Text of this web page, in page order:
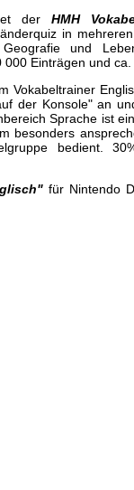
der HMH
in
und
Einträgen und
Vokabeltrainer
der Konsole" an
Sprache ist
besonders
bedient.
für Nintendo